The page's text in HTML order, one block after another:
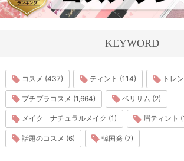
KEYWORD
コスメ (437) ティント (114) トレ
プチプラコスメ (1,664) ベリサム (2)
メイク ナチュラルメイク (1) 眉ティント
話題のコスメ (6) 韓国発 (7)